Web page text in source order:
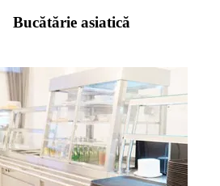
Bucătărie asiatică